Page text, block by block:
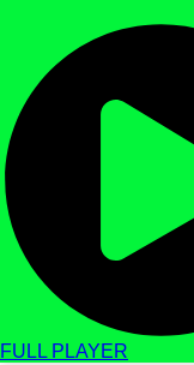
FULL PLAYER